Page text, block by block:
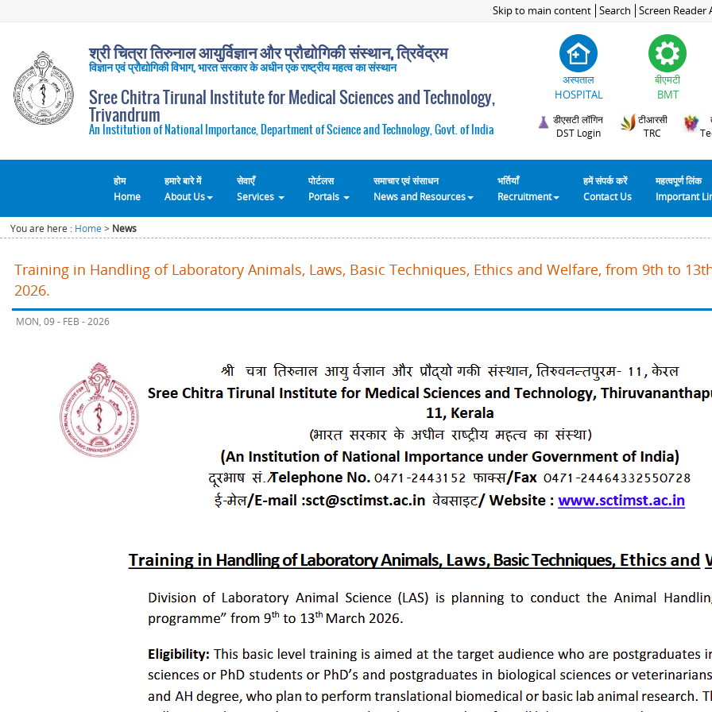
Skip to main content Search Screen Reader
श्री चित्रा तिरुनाल आयुर्विज्ञान और प्रौद्योगिकी संस्थान, त्रिवेंद्रम
विज्ञान एवं प्रौद्योगिकी विभाग, भारत सरकार के अधीन एक राष्ट्रीय महत्व का संस्थान
Sree Chitra Tirunal Institute for Medical Sciences and Technology,
Trivandrum
An Institution of National Importance, Department of Science and Technology, Govt. of India
अस्पताल
HOSPITAL
बीएमटी
BMT
डीएसटी लॉगिन
DST Login
टीआरसी
TRC
होम
Home
हमारे बारे में
About Us
सेवाएँ
Services
पोर्टलस
Portals
समाचार एवं संसाधन
News and Resources
भर्तियाँ
Recruitment
हमें संपर्क करें
Contact Us
महत्वपूर्ण लिंक
Important
You are here : Home > News
Training in Handling of Laboratory Animals, Laws, Basic Techniques, Ethics and Welfare, from 9th to
2026.
MON, 09 - FEB - 2026